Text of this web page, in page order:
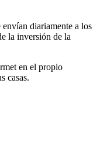
diariamente a los
la inversión de la
en el propio
casas.